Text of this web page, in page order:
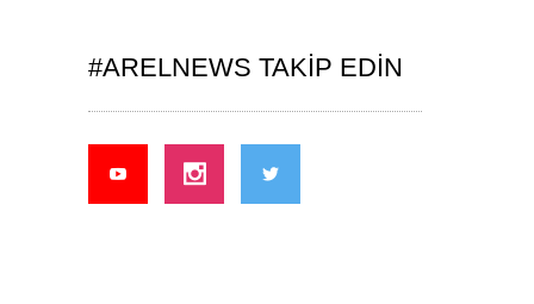
#ARELNEWS TAKIP EDIN